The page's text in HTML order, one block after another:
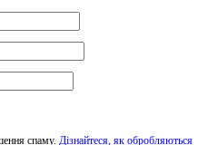
спаму. Дізнайтеся, як обробляються